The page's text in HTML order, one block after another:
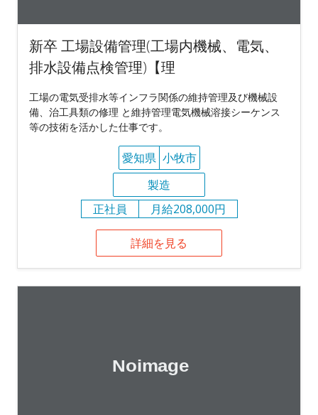
新卒 工場設備管理(工場内機械、電気、
排水設備点検管理)【理
工場の電気受排水等インフラ関係の維持管理及び機械設
備、治工具類の修理 と維持管理電気機械溶接シーケンス
等の技術を活かした仕事です。
愛知県 小牧市
製造
正社員
月給208,000円
詳細を見る